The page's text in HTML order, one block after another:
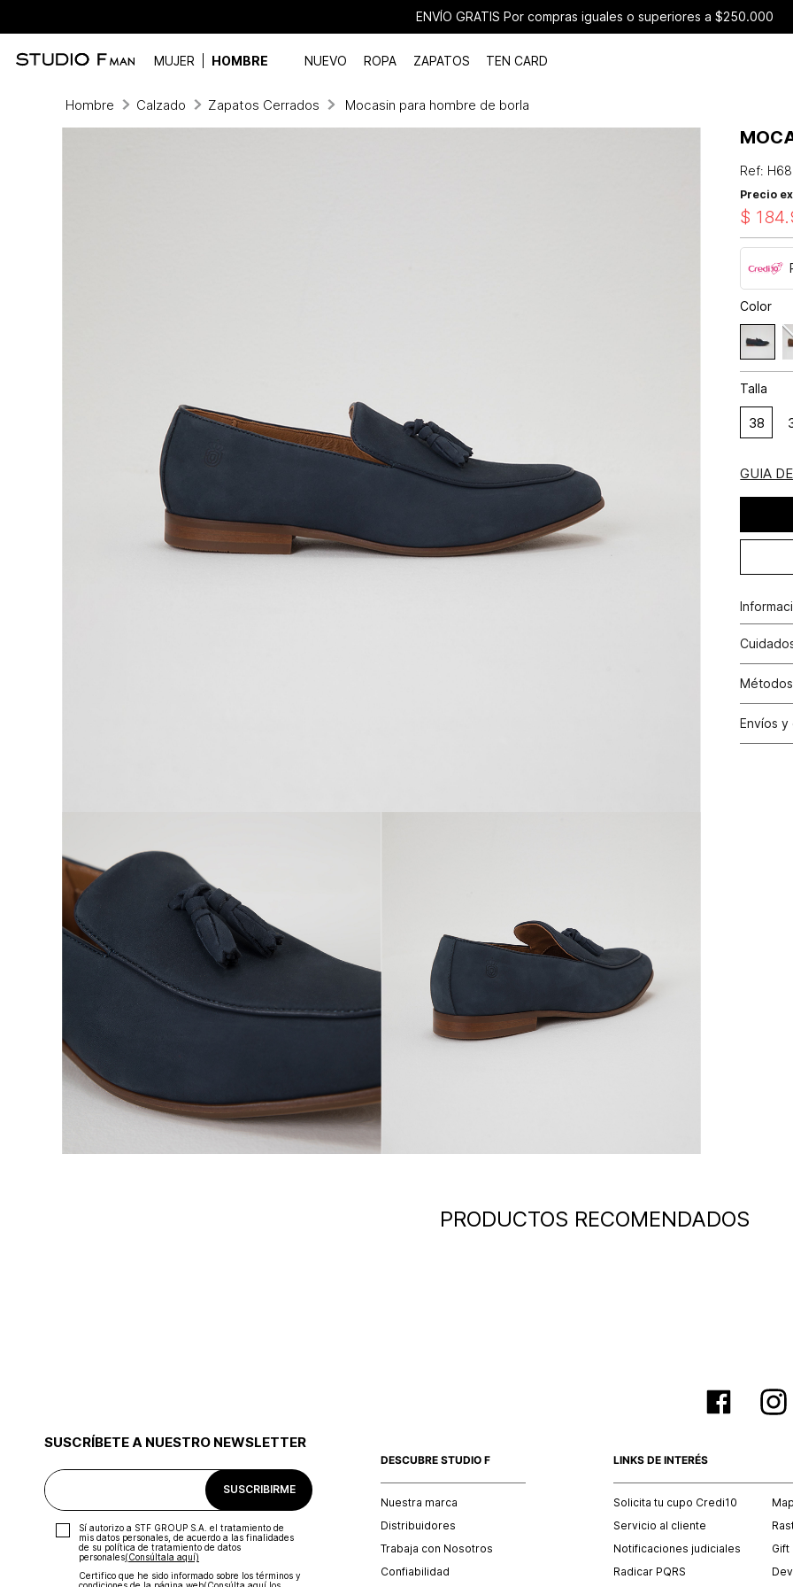
ENVÍO GRATIS Por compras iguales o superiores a $250.000
MUJER HOMBRE NUEVO ROPA ZAPATOS TEN CARD
Hombre Calzado Zapatos Cerrados Mocasin para hombre de borla
Ref:
Precio
$ 184.
Color
Talla
38
GUIA
Tarjetas
Envíos
de
PRODUCTOS RECOMENDADOS
SUSCRÍBETE A NUESTRO NEWSLETTER
SUSCRIBIRME
Sí autorizo a STF GROUP S.A. el tratamiento de
mis datos personales, de acuerdo a las finalidades
de su política de tratamiento de datos
personales‎(Consúltala aquí)
Certifico que he sido informado sobre los términos y
DESCUBRE STUDIO F
Nuestra marca
Distribuidores
Trabaja con Nosotros
Confiabilidad
LINKS DE INTERÉS
Solicita tu cupo Credi10
Servicio al cliente
Notificaciones judiciales
Radicar PQRS
Gift